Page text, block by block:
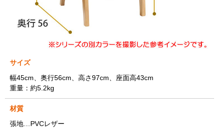
サイズ
幅45cm、奥行56cm、高さ97cm、座面高43cm
重量：約5.2kg
材質
張地…PVCレザー